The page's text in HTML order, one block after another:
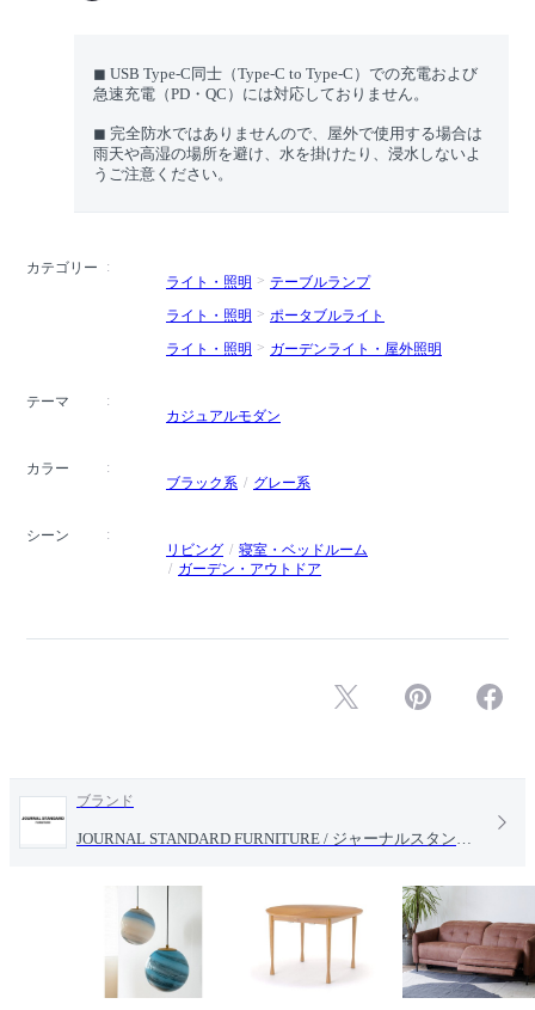
◼︎ USB Type-C同士（Type-C to Type-C）での充電および
急速充電（PD・QC）には対応しておりません。
◼︎ 完全防水ではありませんので、屋外で使用する場合は
雨天や高湿の場所を避け、水を掛けたり、浸水しないよ
うご注意ください。
カテゴリー
ライト・照明
テーブルランプ
ライト・照明
ポータブルライト
ライト・照明
ガーデンライト・屋外照明
テーマ
カジュアルモダン
カラー
ブラック系
グレー系
シーン
リビング
寝室・ベッドルーム
ガーデン・アウトドア
ブランド